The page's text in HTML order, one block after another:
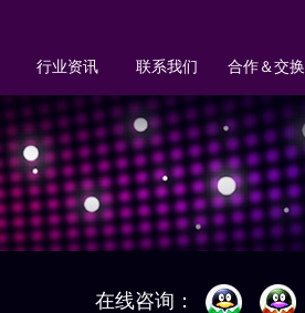
行业资讯 联系我们 合作＆交换
在线咨询：